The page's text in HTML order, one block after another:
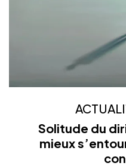
Solitude du
mieux